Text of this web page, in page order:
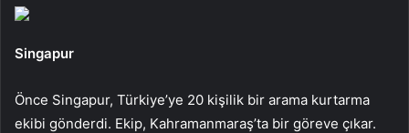
Singapur
Önce Singapur, Türkiye’ye 20 kişilik bir arama kurtarma
ekibi gönderdi. Ekip, Kahramanmaraş’ta bir göreve çıkar.